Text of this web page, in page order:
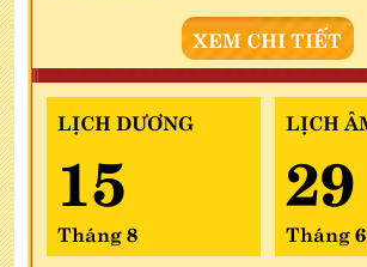
XEM CHI TIẾT
LỊCH DƯƠNG
15
Tháng 8
LỊCH
29
Tháng 6